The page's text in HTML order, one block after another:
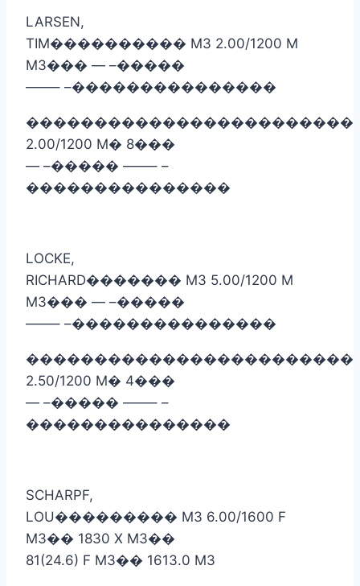
LARSEN,
TIM���������� M3 2.00/1200 M
M3��� — –�����
——– –���������������
������������������������
2.00/1200 M� 8���
— –����� ——– –
���������������
LOCKE,
RICHARD������� M3 5.00/1200 M
M3��� — –�����
——– –���������������
������������������������
2.50/1200 M� 4���
— –����� ——– –
���������������
SCHARPF,
LOU��������� M3 6.00/1600 F
M3�� 1830 X M3��
81(24.6) F M3�� 1613.0 M3